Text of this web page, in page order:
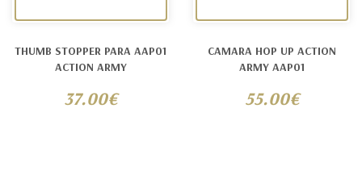
THUMB STOPPER PARA AAP01
ACTION ARMY
37.00€
CAMARA HOP UP ACTION
ARMY AAP01
55.00€